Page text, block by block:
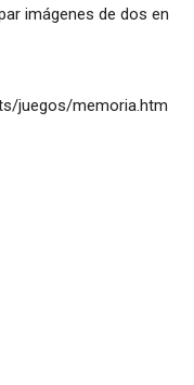
imágenes de dos en
juegos/memoria.htm